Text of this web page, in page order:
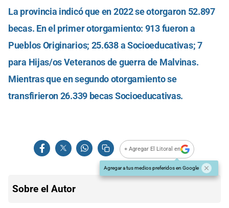
La provincia indicó que en 2022 se otorgaron 52.897
becas. En el primer otorgamiento: 913 fueron a
Pueblos Originarios; 25.638 a Socioeducativas; 7
para Hijas/os Veteranos de guerra de Malvinas.
Mientras que en segundo otorgamiento se
transfirieron 26.339 becas Socioeducativas.
+ Agregar El Litoral en
Agregar a tus medios preferidos en Google
Sobre el Autor